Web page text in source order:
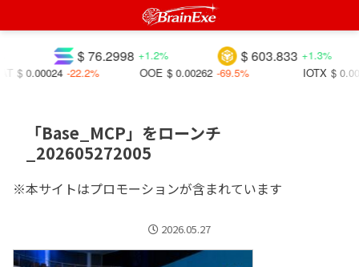
$ 603.833 +1.3%
$ 76.2998 +1.2%
IOTX $
OOE $ 0.00262 -69.5%
$ 0.00024 -22.2%
「Base_MCP」をローンチ
_202605272005
※本サイトはプロモーションが含まれています
2026.05.27